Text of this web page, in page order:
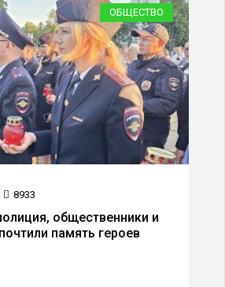
ОБЩЕСТВО
8933
общественники и
память героев